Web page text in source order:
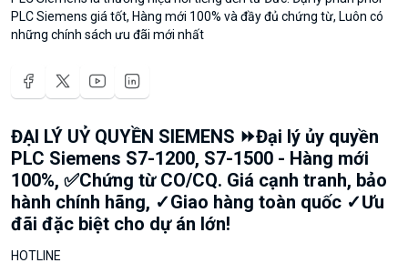
PLC Siemens giá tốt, Hàng mới 100% và đầy đủ chứng từ, Luôn có
những chính sách ưu đãi mới nhất
ĐẠI LÝ UỶ QUYỀN SIEMENS ⏩Đại lý ủy quyền
PLC Siemens S7-1200, S7-1500 - Hàng mới
100%, ✅Chứng từ CO/CQ. Giá cạnh tranh, bảo
hành chính hãng, ✓Giao hàng toàn quốc ✓Ưu
đãi đặc biệt cho dự án lớn!
HOTLINE